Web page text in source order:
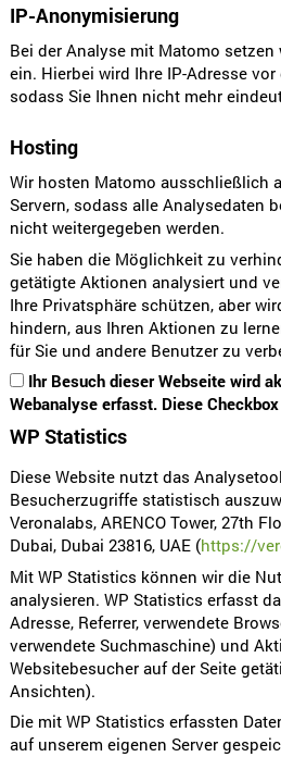
IP-Anonymisierung
Bei der Analyse mit Matomo
ein. Hierbei wird Ihre IP-Adresse
sodass Sie Ihnen nicht mehr
Hosting
Wir hosten Matomo ausschließlich
Servern, sodass alle Analysedaten
nicht weitergegeben werden.
Sie haben die Möglichkeit zu
getätigte Aktionen analysiert und
Ihre Privatsphäre schützen, aber
hindern, aus Ihren Aktionen zu
für Sie und andere Benutzer zu
Ihr Besuch dieser Webseite wird
Webanalyse erfasst. Diese
WP Statistics
Diese Website nutzt das
Besucherzugriffe statistisch
Veronalabs, ARENCO Tower, 27th
Dubai, Dubai 23816, UAE (https://
Mit WP Statistics können wir die
analysieren. WP Statistics erfasst
Adresse, Referrer, verwendete
verwendete Suchmaschine) und
Websitebesucher auf der Seite
Ansichten).
Die mit WP Statistics erfassten
auf unserem eigenen Server